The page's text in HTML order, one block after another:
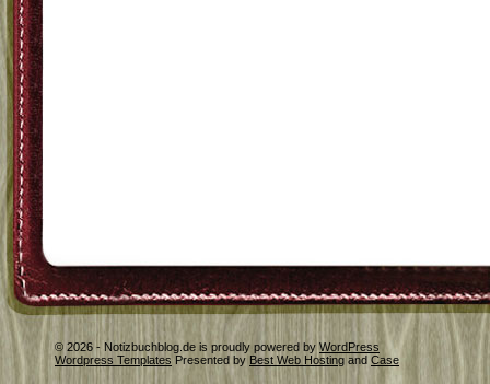
© 2026 - Notizbuchblog.de is proudly powered by WordPress
Wordpress Templates Presented by Best Web Hosting and Case